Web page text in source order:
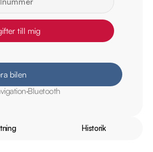
till mig
bilen
Bluetooth
Historik